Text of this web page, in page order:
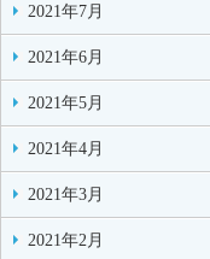
2021年7月
2021年6月
2021年5月
2021年4月
2021年3月
2021年2月